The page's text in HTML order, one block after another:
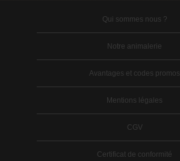
Qui sommes nous ?
Notre animalerie
Avantages et codes promos
Mentions légales
CGV
Certificat de conformité